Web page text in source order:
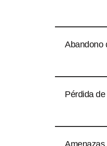
Abandono
Pérdida
Amenazas